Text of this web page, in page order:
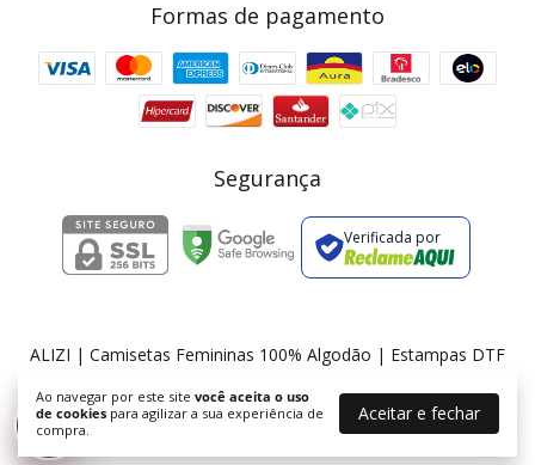
Ao navegar por este site você aceita o uso
de cookies para agilizar a sua experiência de
compra.
Aceitar e fechar
Formas de pagamento
Segurança
Verificada por
ALIZI | Camisetas Femininas 100% Algodão | Estampas DTF
%Desconto progressivo
Cupom 1a compra: GANHE5
2 pecas 7% OFF